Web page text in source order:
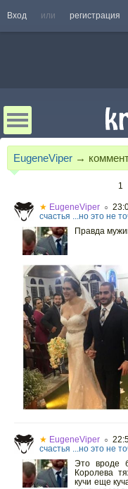
Вход или регистрация
EugeneViper →
1
★ EugeneViper ○
счастья ...но это не
Правда
★ EugeneViper ○
счастья ...но это не
Это вроде
Королева
кучи еще